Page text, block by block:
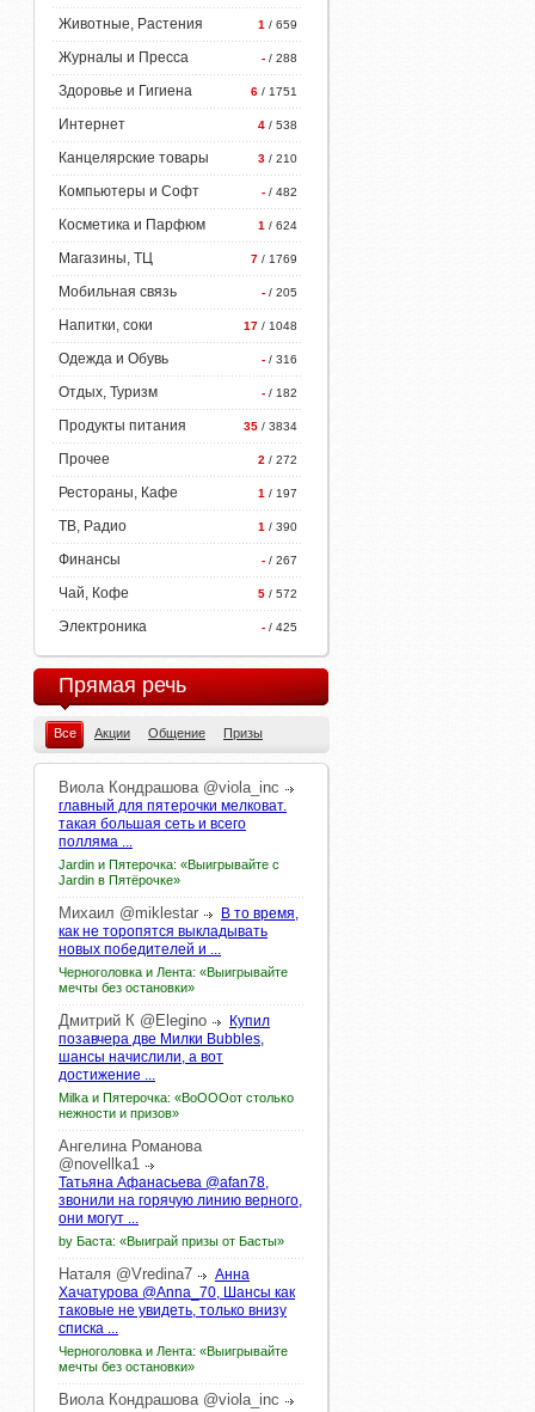
1 / 659
Животные, Растения
- / 288
Журналы и Пресса
6 / 1751
Здоровье и Гигиена
4 / 538
Интернет
3 / 210
Канцелярские товары
- / 482
Компьютеры и Софт
1 / 624
Косметика и Парфюм
7 / 1769
Магазины, ТЦ
- / 205
Мобильная связь
17 / 1048
Напитки, соки
- / 316
Одежда и Обувь
- / 182
Отдых, Туризм
35 / 3834
Продукты питания
2 / 272
Прочее
1 / 197
Рестораны, Кафе
1 / 390
ТВ, Радио
- / 267
Финансы
5 / 572
Чай, Кофе
- / 425
Электроника
Прямая речь
Все Акции Общение Призы
Виола Кондрашова @viola_inc
главный для пятерочки мелковат.
такая большая сеть и всего
полляма ...
Jardin и Пятерочка: «Выигрывайте с
Jardin в Пятёрочке»
Михаил @miklestar
В то время,
как не торопятся выкладывать
новых победителей и ...
Черноголовка и Лента: «Выигрывайте
мечты без остановки»
Дмитрий К @Elegino
Купил
позавчера две Милки Bubbles,
шансы начислили, а вот
достижение ...
Milka и Пятерочка: «ВоОООот столько
нежности и призов»
Ангелина Романова
@novellka1
Татьяна Афанасьева @afan78,
звонили на горячую линию верного,
они могут ...
by Баста: «Выиграй призы от Басты»
Наталя @Vredina7
Анна
Хачатурова @Anna_70, Шансы как
таковые не увидеть, только внизу
списка ...
Черноголовка и Лента: «Выигрывайте
мечты без остановки»
Виола Кондрашова @viola_inc